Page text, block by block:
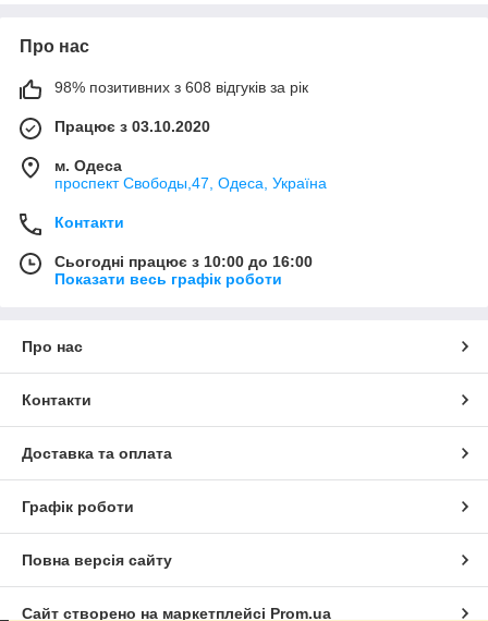
Про нас
98% позитивних з 608 відгуків за рік
Працює з 03.10.2020
м. Одеса
проспект Свободы,47, Одеса, Україна
Контакти
Сьогодні працює з 10:00 до 16:00
Показати весь графік роботи
Про нас
Контакти
Доставка та оплата
Графік роботи
Повна версія сайту
Сайт створено на маркетплейсі Prom.ua